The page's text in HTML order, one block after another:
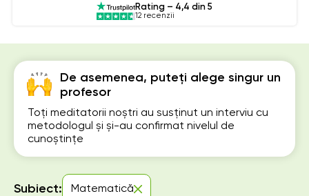
De asemenea, puteți alege singur un
profesor
Toți meditatorii noștri au susținut un interviu cu
metodologul și și-au confirmat nivelul de
cunoștințe
Subiect: Matematică
Rating – 4,4 din 5
12 recenzii